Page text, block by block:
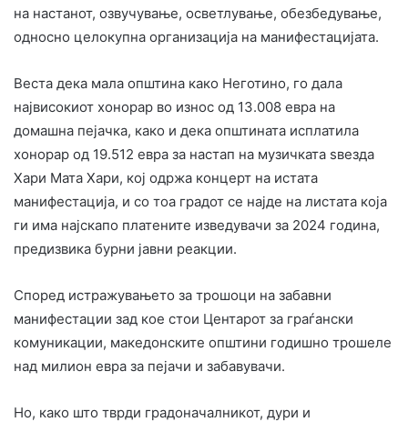
на настанот, озвучување, осветлување, обезбедување,
односно целокупна организација на манифестацијата.
Веста дека мала општина како Неготино, го дала
највисокиот хонорар во износ од 13.008 евра на
домашна пејачка, како и дека општината исплатила
хонорар од 19.512 евра за настап на музичката ѕвезда
Хари Мата Хари, кој одржа концерт на истата
манифестација, и со тоа градот се најде на листата која
ги има најскапо платените изведувачи за 2024 година,
предизвика бурни јавни реакции.
Според истражувањето за трошоци на забавни
манифестации зад кое стои Центарот за граѓански
комуникации, македонските општини годишно трошеле
над милион евра за пејачи и забавувачи.
Но, како што тврди градоначалникот, дури и